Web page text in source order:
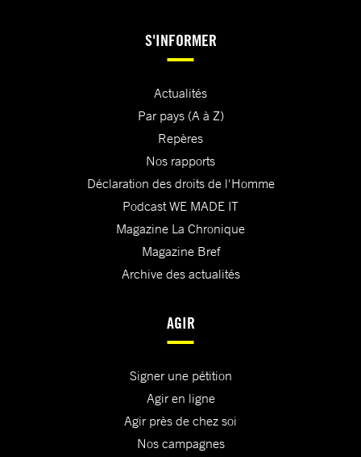
S'INFORMER
Actualités
Par pays (A à Z)
Repères
Nos rapports
Déclaration des droits de l'Homme
Podcast WE MADE IT
Magazine La Chronique
Magazine Bref
Archive des actualités
AGIR
Signer une pétition
Agir en ligne
Agir près de chez soi
Nos campagnes